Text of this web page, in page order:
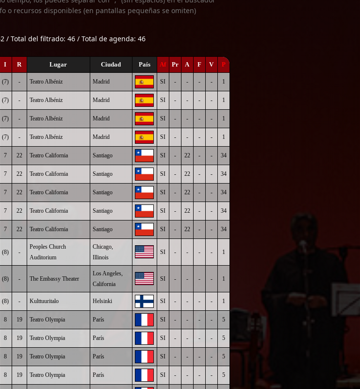
o recursos disponibles (en pantallas pequeñas se omiten)
/ Total del filtrado: 46 / Total de agenda: 46
I R Lugar Ciudad País Af Pr A F V P
(7) - Teatro Albéniz Madrid SI - - - - 1
(7) - Teatro Albéniz Madrid SI - - - - 1
(7) - Teatro Albéniz Madrid SI - - - - 1
(7) - Teatro Albéniz Madrid SI - - - - 1
7 22 Teatro California Santiago SI - 22 - - 34
7 22 Teatro California Santiago SI - 22 - - 34
7 22 Teatro California Santiago SI - 22 - - 34
7 22 Teatro California Santiago SI - 22 - - 34
7 22 Teatro California Santiago SI - 22 - - 34
(8) -
Peoples Church
Auditorium
Chicago,
Illinois
SI - - - - 1
(8) - The Embassy Theater
Los Angeles,
California
SI - - - - 1
(8) - Kulttuuritalo Helsinki SI - - - - 1
8 19 Teatro Olympia París SI - - - - 5
8 19 Teatro Olympia París SI - - - - 5
8 19 Teatro Olympia París SI - - - - 5
8 19 Teatro Olympia París SI - - - - 5